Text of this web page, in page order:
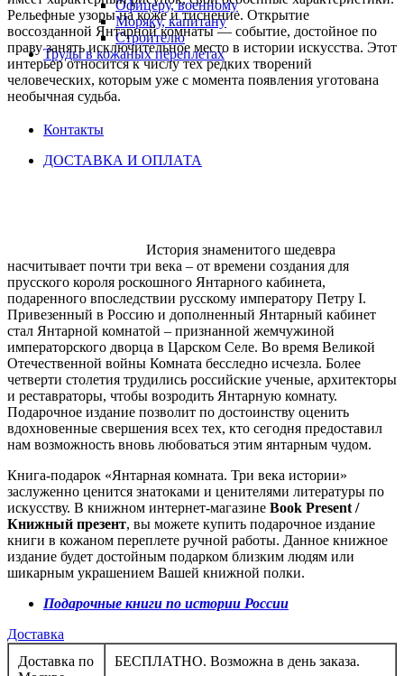
Офицеру, военному
Моряку, капитану
Строителю
Труды в кожаных переплетах
Контакты
ДОСТАВКА И ОПЛАТА
Рельефные узоры на коже и тиснение. Открытие
воссозданной Янтарной комнаты — событие, достойное по
праву занять исключительное место в истории искусства. Этот
интерьер относится к числу тех редких творений
человеческих, которым уже с момента появления уготована
необычная судьба.
История знаменитого шедевра
насчитывает почти три века – от времени создания для
прусского короля роскошного Янтарного кабинета,
подаренного впоследствии русскому императору Петру I.
Привезенный в Россию и дополненный Янтарный кабинет
стал Янтарной комнатой – признанной жемчужиной
императорского дворца в Царском Селе. Во время Великой
Отечественной войны Комната бесследно исчезла. Более
четверти столетия трудились российские ученые, архитекторы
и реставраторы, чтобы возродить Янтарную комнату.
Подарочное издание позволит по достоинству оценить
вдохновенные свершения всех тех, кто сегодня предоставил
нам возможность вновь любоваться этим янтарным чудом.
Книга-подарок «Янтарная комната. Три века истории»
заслуженно ценится знатоками и ценителями литературы по
искусству. В книжном интернет-магазине Book Present /
Книжный презент, вы можете купить подарочное издание
книги в кожаном переплете ручной работы. Данное книжное
издание будет достойным подарком близким людям или
шикарным украшением Вашей книжной полки.
Подарочные книги по истории России
Доставка
Доставка по
БЕСПЛАТНО. Возможна в день заказа.